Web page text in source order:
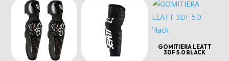
base
più
recente
GOMITIERA LEATT
3DF 5.0 BLACK